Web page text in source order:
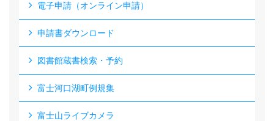
電子申請（オンライン申請）
申請書ダウンロード
図書館蔵書検索・予約
富士河口湖町例規集
富士山ライブカメラ